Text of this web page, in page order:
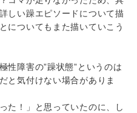
しい躁エピソードについて描
についてもまた描いていこう
性障害の”躁状態”というのは
と気付けない場合がありま
た！」と思っていたのに、し